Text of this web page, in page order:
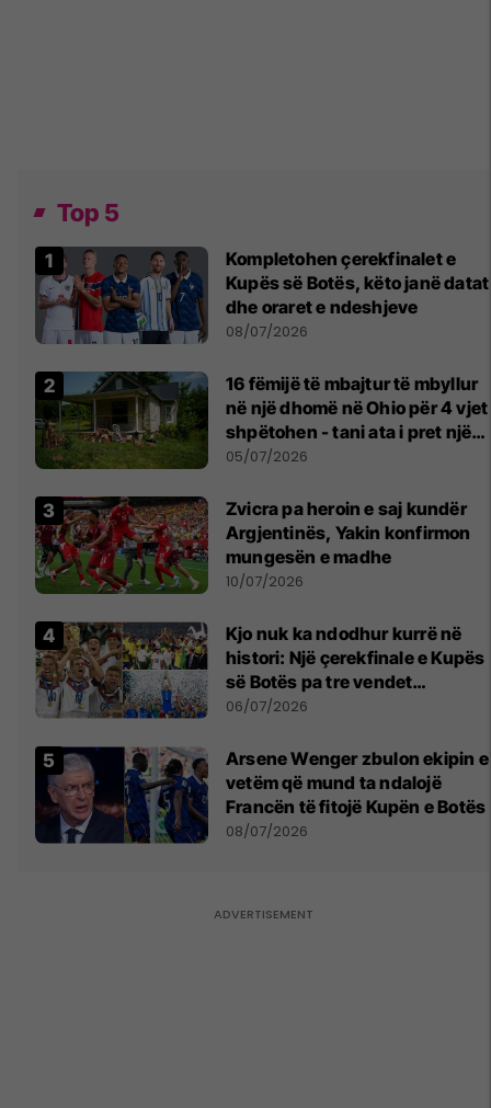
Top 5
Kompletohen çerekfinalet e
Kupës së Botës, këto janë datat
dhe oraret e ndeshjeve
08/07/2026
16 fëmijë të mbajtur të mbyllur
në një dhomë në Ohio për 4 vjet
shpëtohen - tani ata i pret një
sfidë e madhe
05/07/2026
Zvicra pa heroin e saj kundër
Argjentinës, Yakin konfirmon
mungesën e madhe
10/07/2026
Kjo nuk ka ndodhur kurrë në
histori: Një çerekfinale e Kupës
së Botës pa tre vendet
legjendare të futbollit
06/07/2026
Arsene Wenger zbulon ekipin e
vetëm që mund ta ndalojë
Francën të fitojë Kupën e Botës
08/07/2026